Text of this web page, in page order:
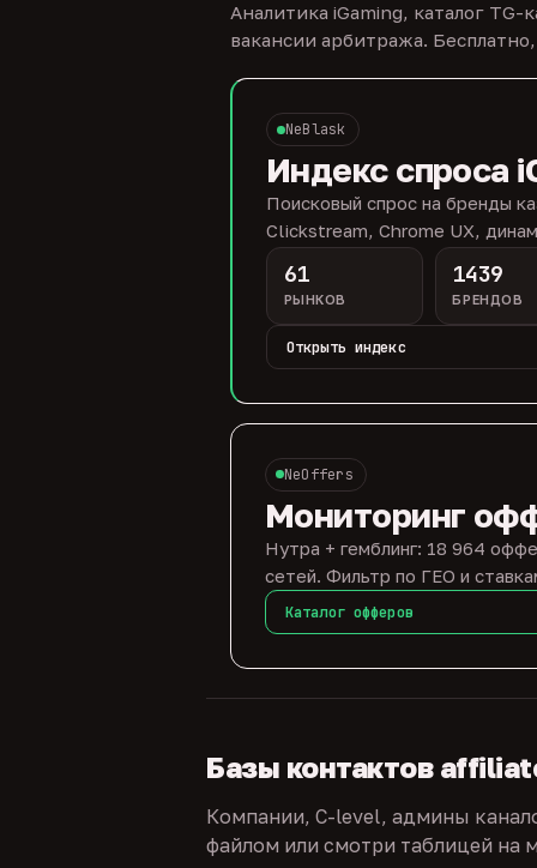
Аналитика iGaming, каталог
вакансии арбитража.
NeBlask
Индекс спроса
Поисковый спрос на бренды
Clickstream, Chrome UX,
61
РЫНКОВ
1439
БРЕНДОВ
Открыть индекс
NeOffers
Мониторинг
Нутра + гемблинг: 18 964
сетей. Фильтр по ГЕО и
Каталог офферов
Базы контактов
Компании, C-level, админы
файлом или смотри таблицей на